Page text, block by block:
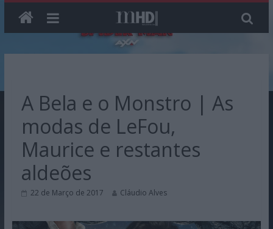
contentA Bela e o Monstro | As
modas de LeFou,
Maurice e restantes
aldeões
22 de Março de 2017 Cláudio Alves